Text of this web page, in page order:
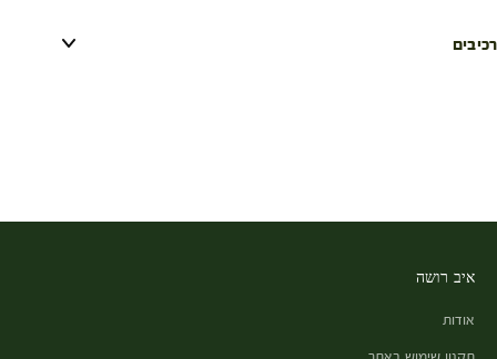
רכיבים
איב רושה
אודות